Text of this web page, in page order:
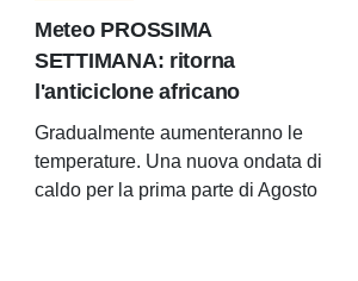
Meteo PROSSIMA
SETTIMANA: ritorna
l'anticiclone africano
Gradualmente aumenteranno le
temperature. Una nuova ondata di
caldo per la prima parte di Agosto